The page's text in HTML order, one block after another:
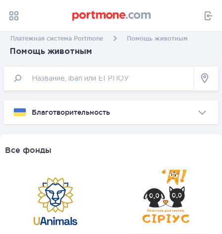
Платежная система Portmone Помощь животным
Помощь животным
Благотворительность
Все фонды